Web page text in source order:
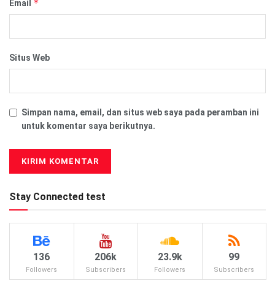
Email *
Situs Web
Simpan nama, email, dan situs web saya pada peramban ini
untuk komentar saya berikutnya.
Stay Connected test
136
Followers
206k
Subscribers
23.9k
Followers
99
Subscribers